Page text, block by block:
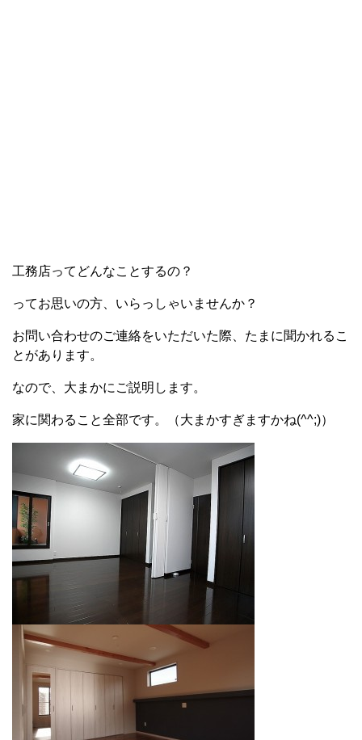
工務店ってどんなことするの？
ってお思いの方、いらっしゃいませんか？
お問い合わせのご連絡をいただいた際、たまに聞かれるこ
とがあります。
なので、大まかにご説明します。
家に関わること全部です。（大まかすぎますかね(^^;)）